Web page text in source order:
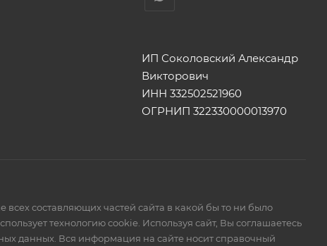
ИП Соколовский Александр
Викторович
ИНН 332502521960
ОГРНИП 322330000013970
составляющих частей сайта в какой бы то ни было
технологию cookie. Используя сайт, Вы соглашаетесь
данных. Вся информация на сайте носит справочный